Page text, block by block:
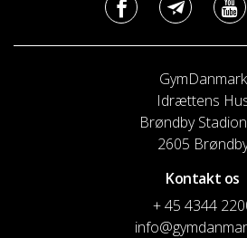
GymDanmark
Idrættens
Brøndby
2605
Kontakt os
+ 45 4344